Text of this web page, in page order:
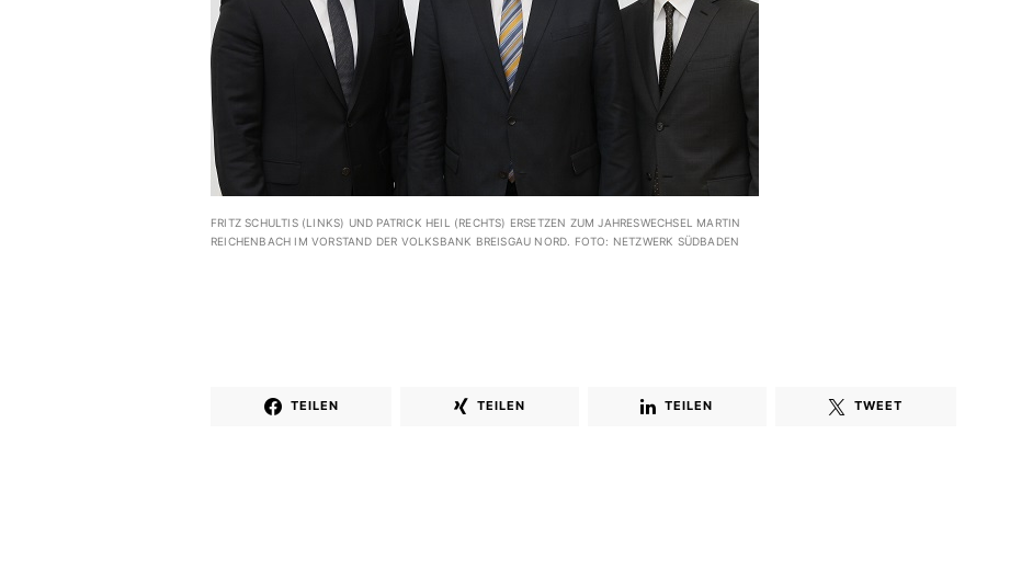
FRITZ SCHULTIS (LINKS) UND PATRICK HEIL (RECHTS) ERSETZEN ZUM JAHRESWECHSEL MARTIN
REICHENBACH IM VORSTAND DER VOLKSBANK BREISGAU NORD. FOTO: NETZWERK SÜDBADEN
TEILEN TEILEN TEILEN TWEET